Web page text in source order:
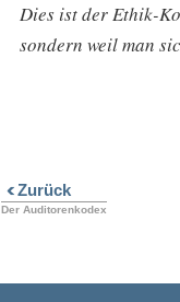
Dies ist der Ethik-
sondern weil man
Zurück
Der Auditorenkodex